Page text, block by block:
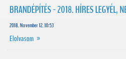
BRANDÉPÍTÉS - 2018. HÍRES LEGYÉL,
2018. November 12. 10:53
Elolvasom »